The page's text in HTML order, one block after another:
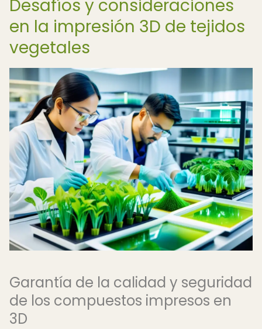
Desafíos y consideraciones
en la impresión 3D de tejidos
vegetales
Garantía de la calidad y seguridad
de los compuestos impresos en
3D